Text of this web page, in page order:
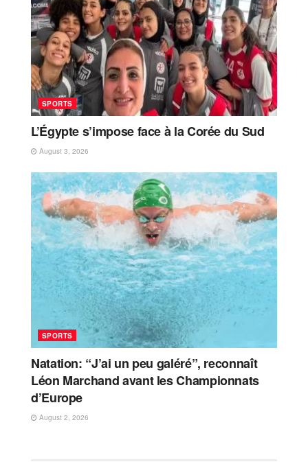
SPORTS
L’Égypte s’impose face à la Corée du Sud
August 3, 2026
SPORTS
Natation: “J’ai un peu galéré”, reconnaît
Léon Marchand avant les Championnats
d’Europe
August 2, 2026